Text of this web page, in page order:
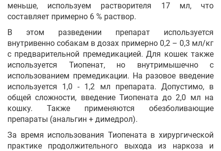
меньше, используем растворителя 17 мл, что
составляет примерно 6 % раствор.
В этом разведении препарат используется
внутривенно собакам в дозах примерно 0,2 – 0,3 мл/кг
с предварительной премедикацией. Для кошек также
используется Тиопенат, но внутримышечно с
использованием премедикации. На разовое введение
используется 1,0 - 1,2 мл препарата. Допустимо, в
общей сложности, введение Тиопената до 2,0 мл на
кошку. Также применяются обезболивающие
препараты (анальгин + димедрол).
За время использования Тиопената в хирургической
практике продолжительного выхода из наркоза и